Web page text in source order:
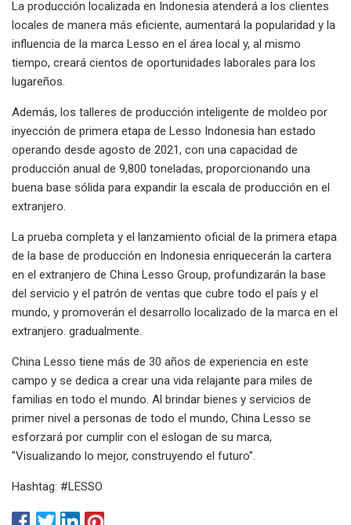
La producción localizada en Indonesia atenderá a los clientes
locales de manera más eficiente, aumentará la popularidad y la
influencia de la marca Lesso en el área local y, al mismo
tiempo, creará cientos de oportunidades laborales para los
lugareños.
Además, los talleres de producción inteligente de moldeo por
inyección de primera etapa de Lesso Indonesia han estado
operando desde agosto de 2021, con una capacidad de
producción anual de 9,800 toneladas, proporcionando una
buena base sólida para expandir la escala de producción en el
extranjero.
La prueba completa y el lanzamiento oficial de la primera etapa
de la base de producción en Indonesia enriquecerán la cartera
en el extranjero de China Lesso Group, profundizarán la base
del servicio y el patrón de ventas que cubre todo el país y el
mundo, y promoverán el desarrollo localizado de la marca en el
extranjero. gradualmente.
China Lesso tiene más de 30 años de experiencia en este
campo y se dedica a crear una vida relajante para miles de
familias en todo el mundo. Al brindar bienes y servicios de
primer nivel a personas de todo el mundo, China Lesso se
esforzará por cumplir con el eslogan de su marca,
"Visualizando lo mejor, construyendo el futuro".
Hashtag: #LESSO